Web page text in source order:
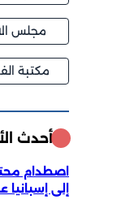
مجلس
مكتبة
أحدث
اصطدام
إلى